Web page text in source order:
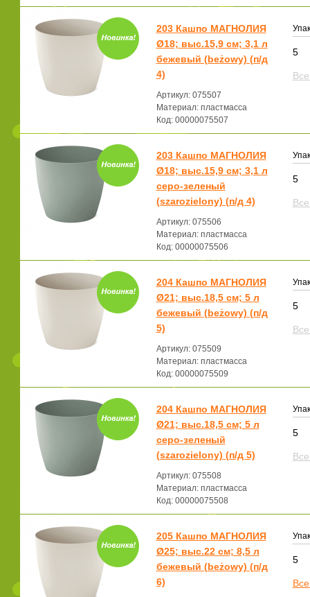
203 Кашпо МАГНОЛИЯ
Ø18; выс.15,9 см; 3,1 л
бежевый (beżowy) (п/д
4)
Артикул: 075507
Материал: пластмасса
Код: 00000075507
5
203 Кашпо МАГНОЛИЯ
Ø18; выс.15,9 см; 3,1 л
серо-зеленый
(szarozielony) (п/д 4)
Артикул: 075506
Материал: пластмасса
Код: 00000075506
5
204 Кашпо МАГНОЛИЯ
Ø21; выс.18,5 см; 5 л
бежевый (beżowy) (п/д
5)
Артикул: 075509
Материал: пластмасса
Код: 00000075509
5
204 Кашпо МАГНОЛИЯ
Ø21; выс.18,5 см; 5 л
серо-зеленый
(szarozielony) (п/д 5)
Артикул: 075508
Материал: пластмасса
Код: 00000075508
5
205 Кашпо МАГНОЛИЯ
Ø25; выс.22 см; 8,5 л
бежевый (beżowy) (п/д
6)
5